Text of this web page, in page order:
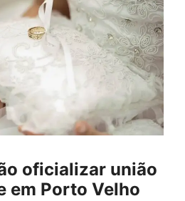
oficializar união
em Porto Velho